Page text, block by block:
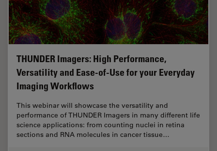
THUNDER Imagers: High Performance,
Versatility and Ease-of-Use for your Everyday
Imaging Workflows
This webinar will showcase the versatility and
performance of THUNDER Imagers in many different life
science applications: from counting nuclei in retina
sections and RNA molecules in cancer tissue…